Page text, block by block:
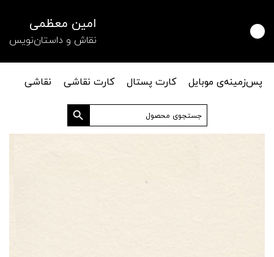
امین معظمی
نقاش و داستان‌نویس
پس‌زمینه‌ی موبایل کارت پستال کارت نقاشی
نقاشی
جستجو
برای:
دکمه جستجو